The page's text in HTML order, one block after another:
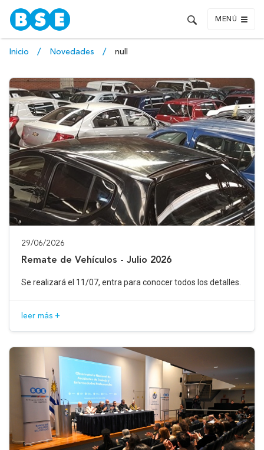
MENÚ
Inicio Novedades null
29/06/2026
Remate de Vehículos - Julio 2026
Se realizará el 11/07, entra para conocer todos los detalles.
leer más +